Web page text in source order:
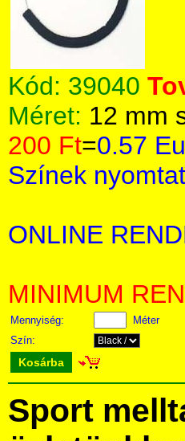
Kód: 39040
Méret: 12 mm
200 Ft=0.57
Színek
ONLINE
MINIMUM
Mennyiség:
Méter
Szín:
Kosárba
Sport